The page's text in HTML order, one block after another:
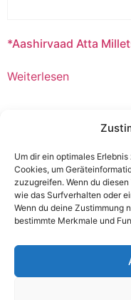
Um dir ein optimales
Cookies, um
zuzugreifen. Wenn du
wie das Surfverhalten oder
Wenn du deine Zustimmung
bestimmte Merkmale und
*Aashirvaad Atta
Weiterlesen